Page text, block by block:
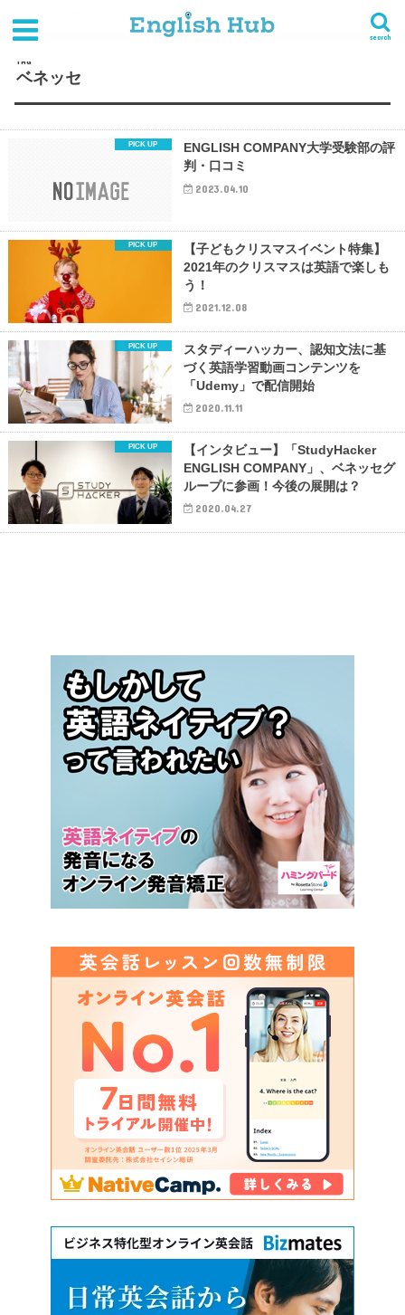
search
TAG
ベネッセ
ENGLISH COMPANY大学受験部の評
判・口コミ
2023.04.10
【子どもクリスマスイベント特集】
2021年のクリスマスは英語で楽しも
う！
2021.12.08
スタディーハッカー、認知文法に基
づく英語学習動画コンテンツを
「Udemy」で配信開始
2020.11.11
【インタビュー】「StudyHacker
ENGLISH COMPANY」、ベネッセグ
ループに参画！今後の展開は？
2020.04.27